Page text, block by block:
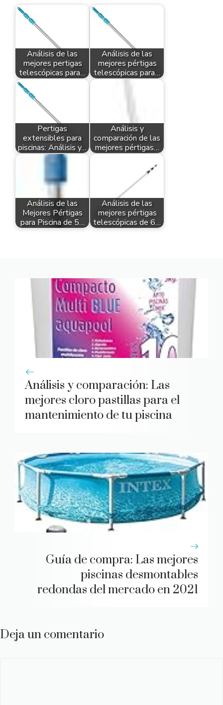
Análisis de las
mejores pertigas
telescópicas para…
Análisis de las
mejores pértigas
telescópicas para…
Pertigas
extensibles para
piscinas: Análisis y…
Análisis y
comparación de las
mejores pértigas…
Análisis de las
Mejores Pértigas
para Piscina de 5…
Análisis de las
mejores pértigas
telescópicas de 6…
Análisis y comparación: Las
mejores cloro pastillas para el
mantenimiento de tu piscina
Guía de compra: Las mejores
piscinas desmontables
redondas del mercado en 2021
Deja un comentario